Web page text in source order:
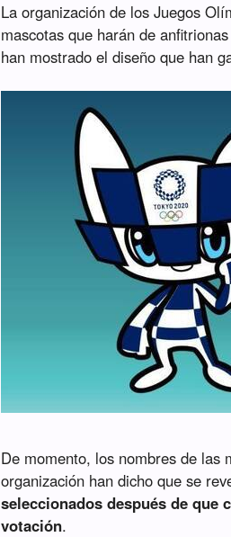
La organización de los Juegos
mascotas que harán de
han mostrado el diseño que han
De momento, los nombres de las
organización han dicho que se
seleccionados después de que
votación.